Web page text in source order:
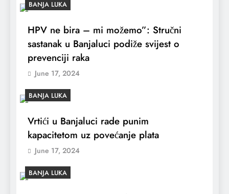
BANJA LUKA
HPV ne bira – mi možemo”: Stručni
sastanak u Banjaluci podiže svijest o
prevenciji raka
June 17, 2024
BANJA LUKA
Vrtići u Banjaluci rade punim
kapacitetom uz povećanje plata
June 17, 2024
BANJA LUKA